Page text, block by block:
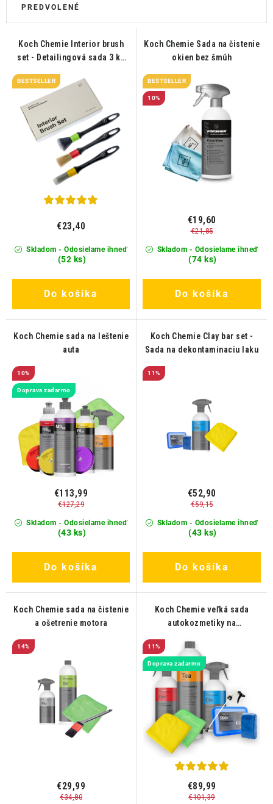
ČISTENIE A ÚDRŽBA LODÍ
ZNAČKY
info@kcshop.sk
+421 918 725 111
Obchodní zástupcovia
Koch Chemie Interior brush
set - Detailingová sada 3 ks
BESTSELLER
Skladom - Odosielame ihneď
(52 ks)
€23,40
Do košíka
Koch Chemie Sada na čistenie
okien bez šmúh
BESTSELLER
10%
Skladom - Odosielame ihneď
(74 ks)
€19,60
€21,85
Do košíka
Koch Chemie sada na leštenie
auta
10%
Doprava zadarmo
Skladom - Odosielame ihneď
(43 ks)
€113,99
€127,29
Do košíka
Koch Chemie Clay bar set -
Sada na dekontaminaciu laku
11%
Skladom - Odosielame ihneď
(43 ks)
€52,90
€59,15
Do košíka
Koch Chemie sada na čistenie
a ošetrenie motora
14%
€29,99
€34,80
Koch Chemie veľká sada
autokozmetiky na
11%
Doprava zadarmo
€89,99
€101,39